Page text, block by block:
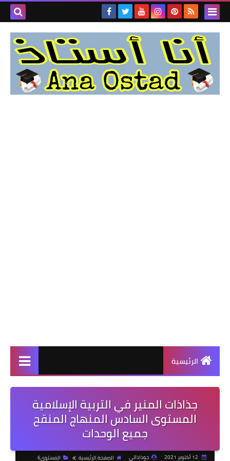
الرئيسية
جذاذات المنير في التربية الإسلامية
المستوى السادس المنهاج المنقح
جميع الوحدات
جوذاذاتي الصفحة الرئيسية المستوى6